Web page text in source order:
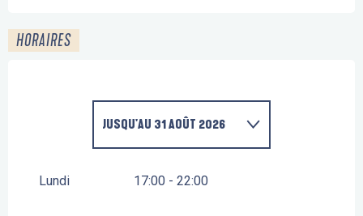
HORAIRES
JUSQU'AU 31 AOÛT 2026
Lundi 17:00 - 22:00